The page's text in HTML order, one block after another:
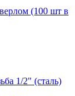
(100 шт в